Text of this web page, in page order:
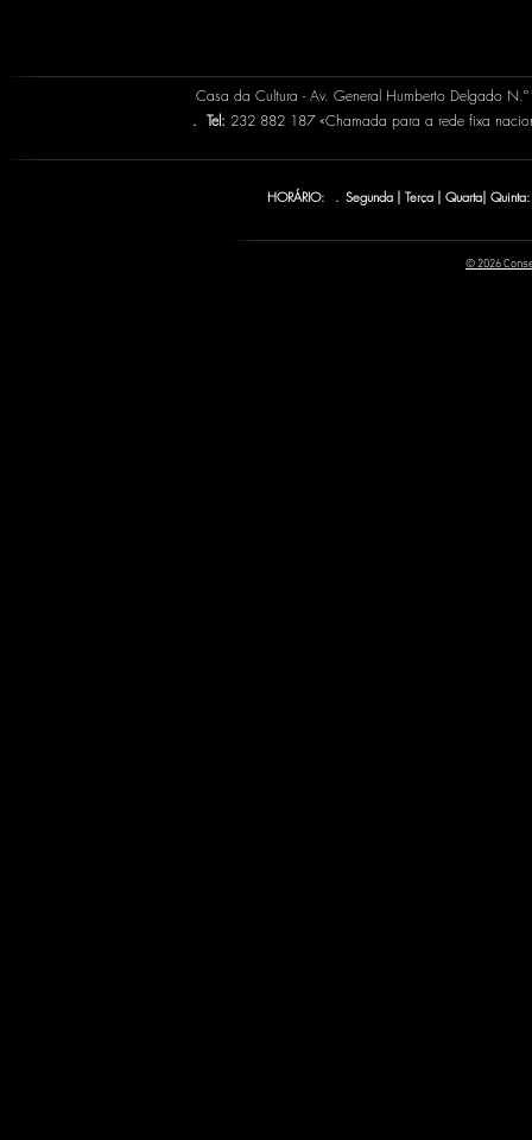
Casa da Cultura - Av. General Humberto Delgado
. Tel: 232 882 187 «Chamada para a rede fixa
HORÁRIO: . Segunda | Terça | Quarta|
© 2026